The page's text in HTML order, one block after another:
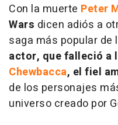
Con la muerte Peter
Wars dicen adiós a
saga más popular de
actor, que falleció a
Chewbacca, el fiel
de los personajes
universo creado por